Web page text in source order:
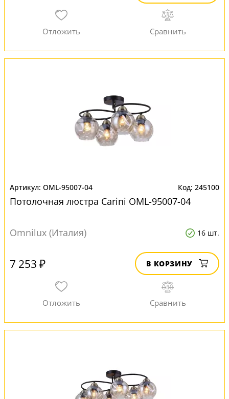
OML-95007-04 245100
Потолочная люстра Carini OML-95007-04
Omnilux (Италия) 16 шт.
7 253 ₽ В КОРЗИНУ